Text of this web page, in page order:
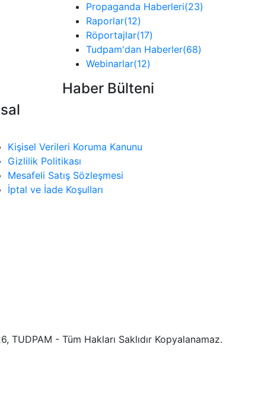
Propaganda Haberleri(23)
Raporlar(12)
Röportajlar(17)
Tudpam'dan Haberler(68)
Webinarlar(12)
Haber Bülteni
Kişisel Verileri Koruma Kanunu
Gizlilik Politikası
Mesafeli Satış Sözleşmesi
İptal ve İade Koşulları
TUDPAM - Tüm Hakları Saklıdır Kopyalanamaz.